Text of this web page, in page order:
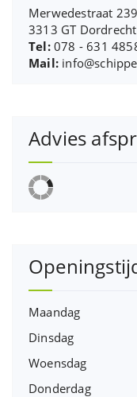
Merwedestraat 239
3313 GT Dordrecht
Tel:078 - 631
Mail:
Advies
Maandag
Dinsdag
Woensdag
Donderdag